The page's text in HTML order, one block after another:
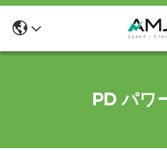
PD パワ